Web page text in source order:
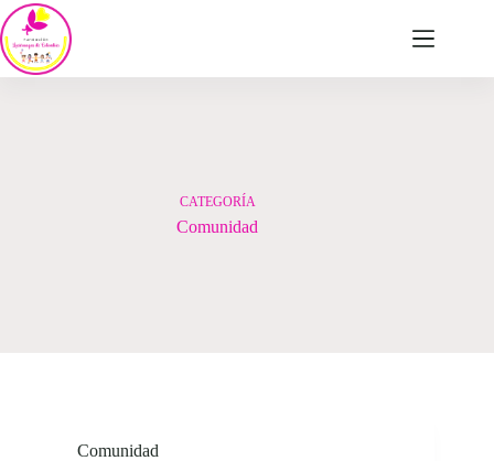
Saltar
al
contenido
CATEGORÍA
Comunidad
Comunidad